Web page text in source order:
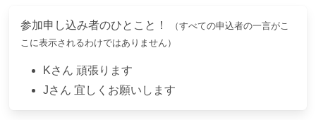
参加申し込み者のひとこと！
（すべての申込者の一言がこ
こに表示されるわけではありません）
Kさん 頑張ります
Jさん 宜しくお願いします